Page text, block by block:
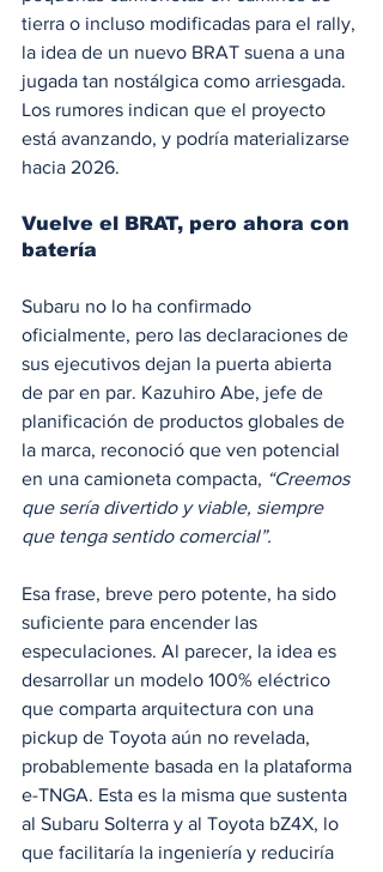
tierra o incluso modificadas para el rally,
la idea de un nuevo BRAT suena a una
jugada tan nostálgica como arriesgada.
Los rumores indican que el proyecto
está avanzando, y podría materializarse
hacia 2026.
Vuelve el BRAT, pero ahora con
batería
Subaru no lo ha confirmado
oficialmente, pero las declaraciones de
sus ejecutivos dejan la puerta abierta
de par en par. Kazuhiro Abe, jefe de
planificación de productos globales de
la marca, reconoció que ven potencial
en una camioneta compacta, “Creemos
que sería divertido y viable, siempre
que tenga sentido comercial”.
Esa frase, breve pero potente, ha sido
suficiente para encender las
especulaciones. Al parecer, la idea es
desarrollar un modelo 100% eléctrico
que comparta arquitectura con una
pickup de Toyota aún no revelada,
probablemente basada en la plataforma
e-TNGA. Esta es la misma que sustenta
al Subaru Solterra y al Toyota bZ4X, lo
que facilitaría la ingeniería y reduciría